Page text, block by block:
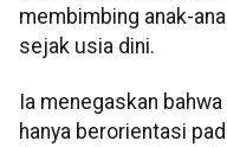
membimbing anak-
sejak usia dini.
Ia menegaskan
hanya berorientasi